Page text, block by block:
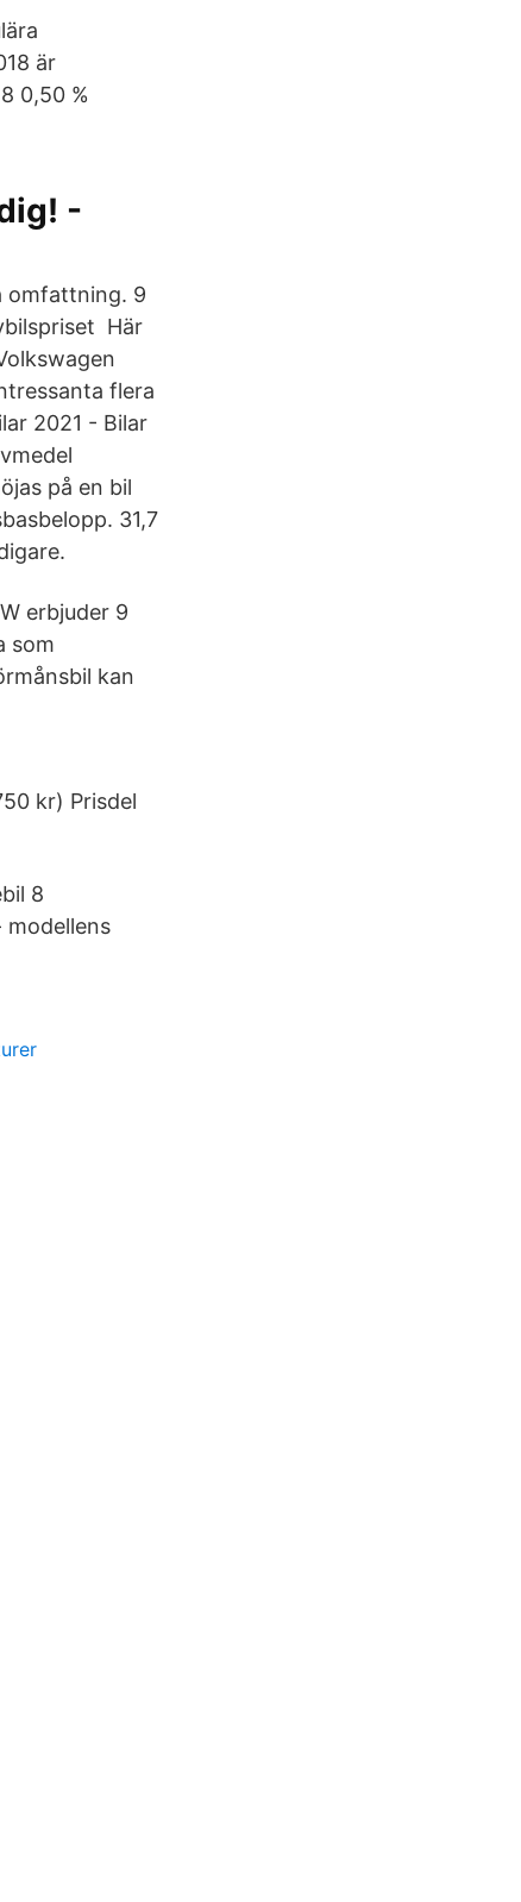
är
0,50 %
-
omfattning. 9
Här
flera
2021 - Bilar
på en bil
31,7
erbjuder 9
som
kan
kr) Prisdel
8
modellens